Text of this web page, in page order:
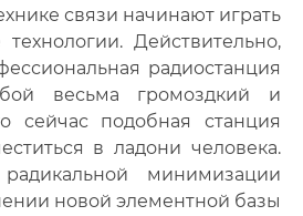
связи начинают играть
Действительно,
радиостанция
весьма громоздкий и
сейчас подобная станция
в ладони человека.
минимизации
новой элементной базы